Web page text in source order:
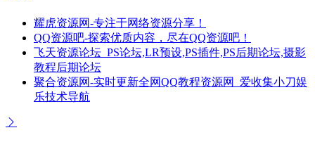
耀虎资源网-专注于网络资源分享！
QQ资源吧-探索优质内容，尽在QQ资源吧！
飞天资源论坛_PS论坛,LR预设,PS插件,PS后期论坛,摄影
教程后期论坛
聚合资源网-实时更新全网QQ教程资源网_爱收集小刀娱
乐技术导航